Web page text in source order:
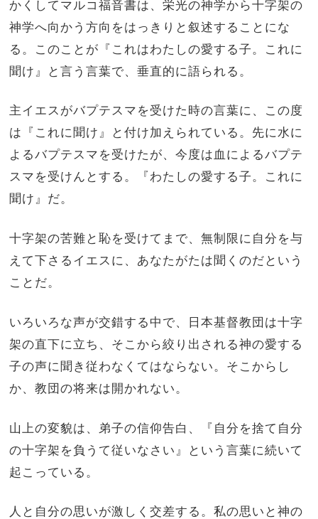
かくしてマルコ福音書は、栄光の神学から十字架の
神学へ向かう方向をはっきりと叙述することにな
る。このことが『これはわたしの愛する子。これに
聞け』と言う言葉で、垂直的に語られる。
主イエスがバプテスマを受けた時の言葉に、この度
は『これに聞け』と付け加えられている。先に水に
よるバプテスマを受けたが、今度は血によるバプテ
スマを受けんとする。『わたしの愛する子。これに
聞け』だ。
十字架の苦難と恥を受けてまで、無制限に自分を与
えて下さるイエスに、あなたがたは聞くのだという
ことだ。
いろいろな声が交錯する中で、日本基督教団は十字
架の直下に立ち、そこから絞り出される神の愛する
子の声に聞き従わなくてはならない。そこからし
か、教団の将来は開かれない。
山上の変貌は、弟子の信仰告白、『自分を捨て自分
の十字架を負うて従いなさい』という言葉に続いて
起こっている。
人と自分の思いが激しく交差する。私の思いと神の